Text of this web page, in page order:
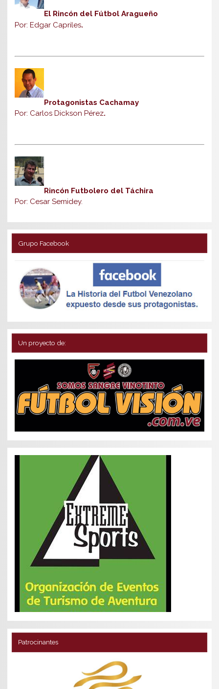
El Rincón del Fútbol Aragueño
Por: Edgar Capriles.
Protagonistas Cachamay
Por: Carlos Dickson Pérez.
Rincón Futbolero del Táchira
Por: Cesar Semidey.
Grupo Facebook
Un proyecto de:
Patrocinantes